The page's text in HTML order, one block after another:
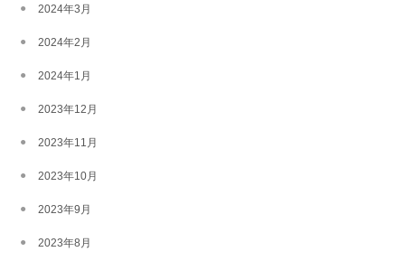
2024年3月
2024年2月
2024年1月
2023年12月
2023年11月
2023年10月
2023年9月
2023年8月